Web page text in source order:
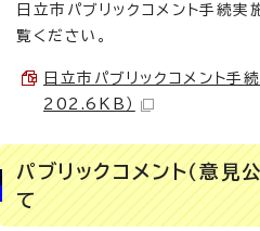
日立市パブリックコメント手続実
覧ください。
日立市パブリックコメント手
202.6KB）
パブリックコメント（意見
て